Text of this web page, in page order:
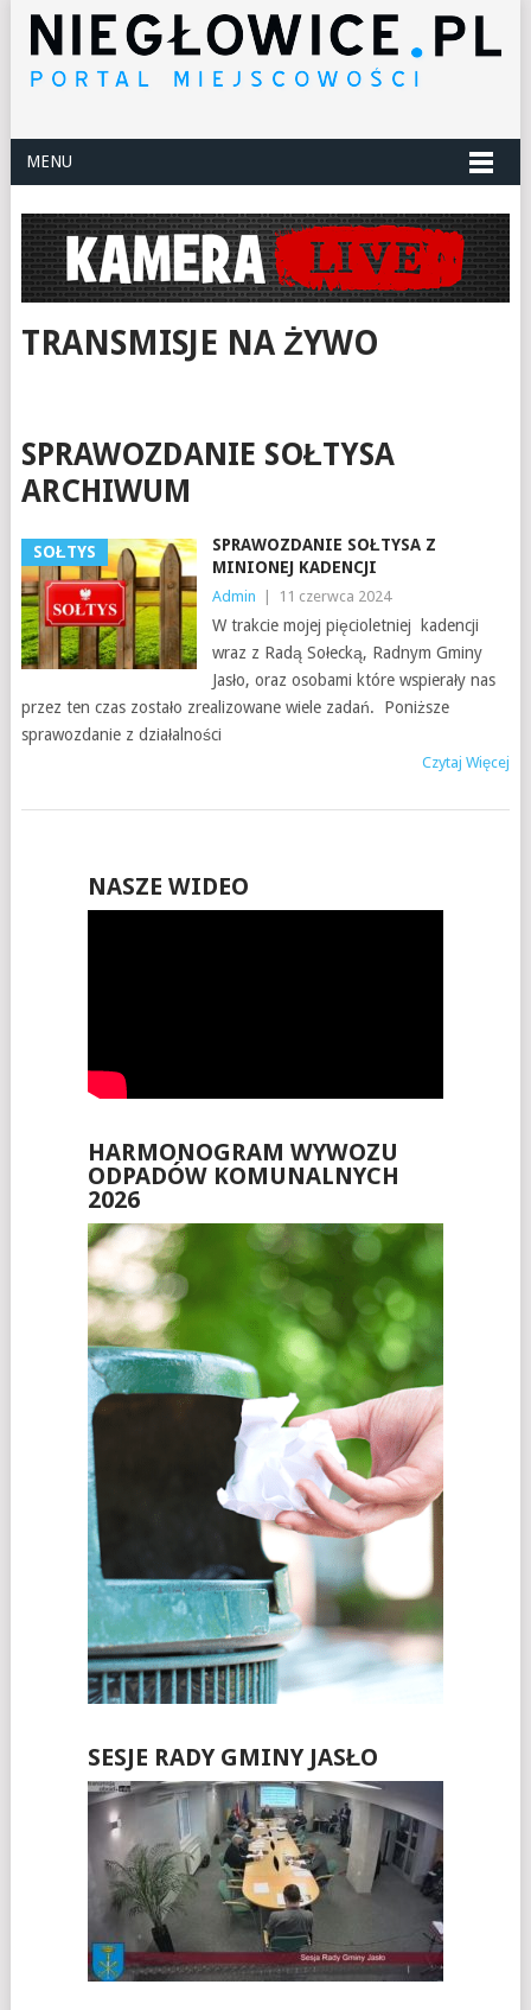
MENU
TRANSMISJE NA ŻYWO
SPRAWOZDANIE SOŁTYSA
ARCHIWUM
SOŁTYS
SPRAWOZDANIE SOŁTYSA Z
MINIONEJ KADENCJI
Admin 11 czerwca 2024
W trakcie mojej pięcioletniej kadencji
wraz z Radą Sołecką, Radnym Gminy
Jasło, oraz osobami które wspierały nas
przez ten czas zostało zrealizowane wiele zadań. Poniższe
sprawozdanie z działalności
Czytaj Więcej
NASZE WIDEO
HARMONOGRAM WYWOZU
ODPADÓW KOMUNALNYCH
2026
SESJE RADY GMINY JASŁO